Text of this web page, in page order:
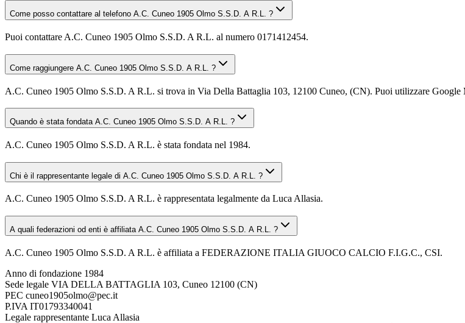
Come posso contattare al telefono A.C. Cuneo 1905 Olmo S.S.D. A R.L. ?
Puoi contattare A.C. Cuneo 1905 Olmo S.S.D. A R.L. al numero 0171412454.
Come raggiungere A.C. Cuneo 1905 Olmo S.S.D. A R.L. ?
A.C. Cuneo 1905 Olmo S.S.D. A R.L. si trova in Via Della Battaglia 103, 12100 Cuneo, (CN). Puoi utilizzare Google
Quando è stata fondata A.C. Cuneo 1905 Olmo S.S.D. A R.L. ?
A.C. Cuneo 1905 Olmo S.S.D. A R.L. è stata fondata nel 1984.
Chi è il rappresentante legale di A.C. Cuneo 1905 Olmo S.S.D. A R.L. ?
A.C. Cuneo 1905 Olmo S.S.D. A R.L. è rappresentata legalmente da Luca Allasia.
A quali federazioni od enti è affiliata A.C. Cuneo 1905 Olmo S.S.D. A R.L. ?
A.C. Cuneo 1905 Olmo S.S.D. A R.L. è affiliata a FEDERAZIONE ITALIA GIUOCO CALCIO F.I.G.C., CSI.
Anno di fondazione 1984
Sede legale VIA DELLA BATTAGLIA 103, Cuneo 12100 (CN)
PEC cuneo1905olmo@pec.it
P.IVA IT01793340041
Legale rappresentante Luca Allasia